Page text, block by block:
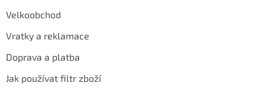
Velkoobchod
Vratky a reklamace
Doprava a platba
Jak používat filtr zboží